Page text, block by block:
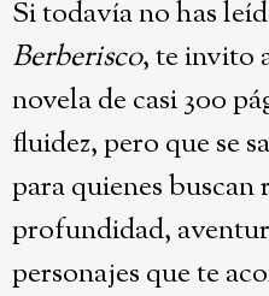
Si todavía no has
Berberisco, te invito
novela de casi 300
fluidez, pero que se
para quienes buscan
profundidad,
personajes que te